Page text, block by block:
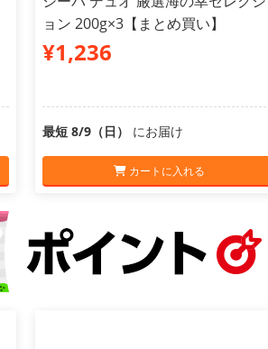
ョン 200g×3【まとめ買い】
¥1,236
最短 8/9（日） にお届け
カートに入れる